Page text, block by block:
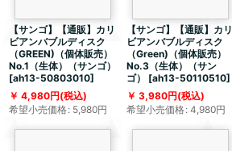
【サンゴ】【通販】カリ
ビアンバブルディスク
（GREEN)（個体販売）
No.1（生体）（サンゴ）
[ah13-50803010]
4,980円(税込)
希望小売価格: 5,980円
【サンゴ】【通販】カリ
ビアンバブルディスク
（Green)（個体販売）
No.3（生体）（サン
ゴ）
[ah13-50110510]
3,980円(税込)
希望小売価格: 4,980円